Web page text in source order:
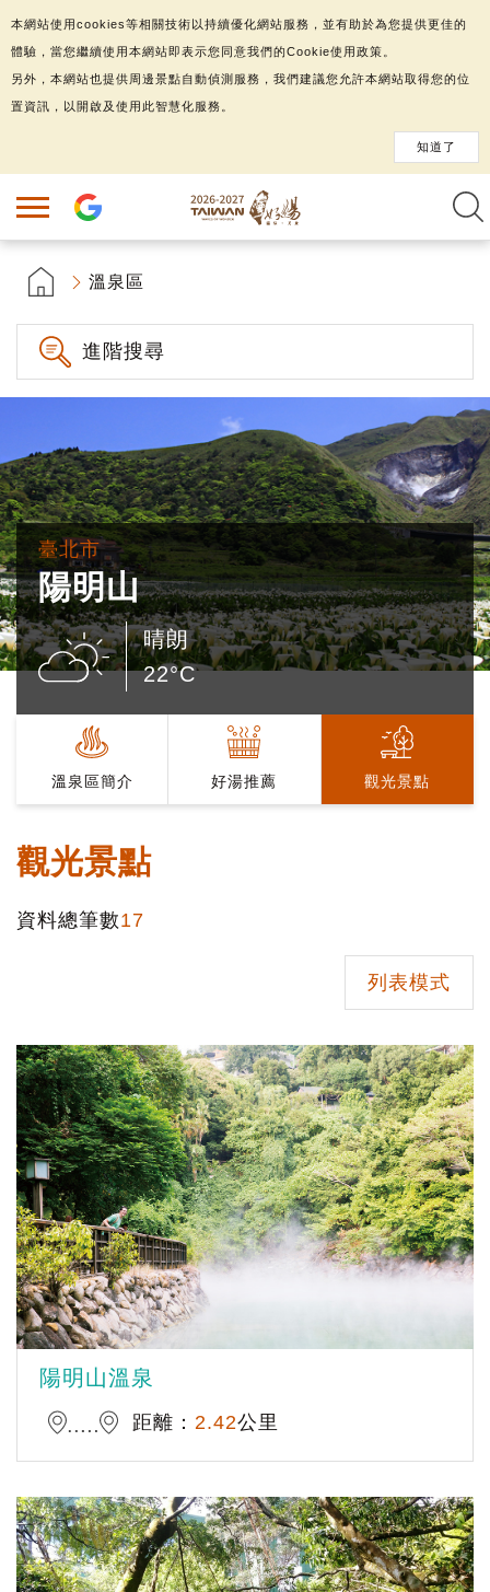
溫泉區
進階搜尋
臺北市
陽明山
晴朗
22°C
溫泉區簡介 好湯推薦 觀光景點
觀光景點
資料總筆數17
列表模式
陽明山溫泉
距離： 2.42公里
本網站使用cookies等相關技術以持續優化網站服務，並有助於為您提供更佳的
體驗，當您繼續使用本網站即表示您同意我們的Cookie使用政策。
另外，本網站也提供周邊景點自動偵測服務，我們建議您允許本網站取得您的位
置資訊，以開啟及使用此智慧化服務。
知道了